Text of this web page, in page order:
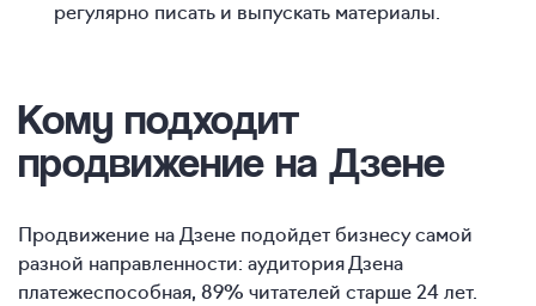
регулярно писать и выпускать материалы.
Кому подходит
продвижение на Дзене
Продвижение на Дзене подойдет бизнесу самой
разной направленности: аудитория Дзена
платежеспособная, 89% читателей старше 24 лет.